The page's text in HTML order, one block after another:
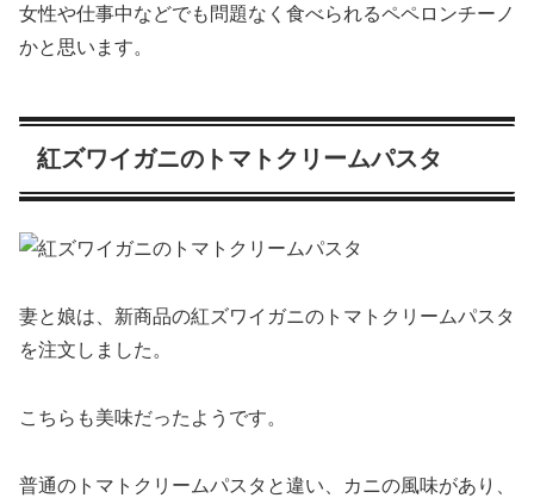
女性や仕事中などでも問題なく食べられるペペロンチーノ
かと思います。
紅ズワイガニのトマトクリームパスタ
妻と娘は、新商品の紅ズワイガニのトマトクリームパスタ
を注文しました。
こちらも美味だったようです。
普通のトマトクリームパスタと違い、カニの風味があり、